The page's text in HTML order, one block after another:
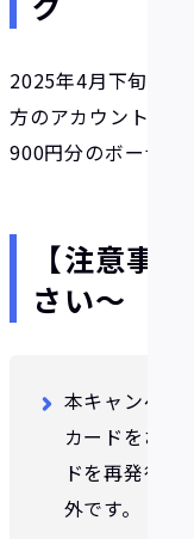
2025年4月下旬頃を
方のアカウントに、
900円分のボーナス
【注意事
さい～
本キャンペー
カードをお申
ドを再発行さ
外です。